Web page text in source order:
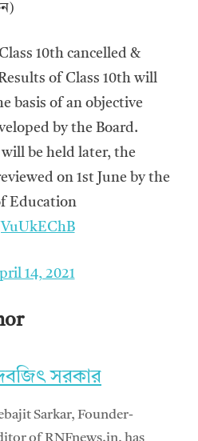
10th cancelled &
of Class 10th will
basis of an objective
by the Board.
will be held later, the
on 1st June by the
Education
14, 2021
সরকার
Sarkar, Founder-
of RNFnews.in, has